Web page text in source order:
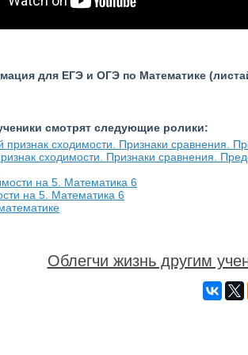
для ЕГЭ и ОГЭ по Математике
смотрят следующие ролики:
сходимости. Признаки сравнения.
на 5. Математика 6
Облегчи жизнь другим